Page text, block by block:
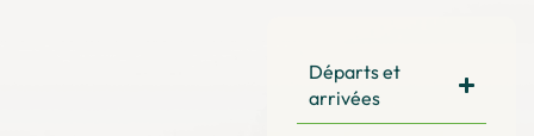
Départs et
arrivées